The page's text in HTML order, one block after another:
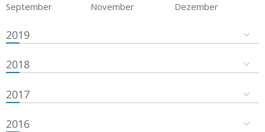
September
November Dezember
2019
2018
2017
2016